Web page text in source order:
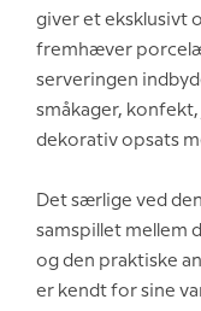
giver et eksklusivt
fremhæver
serveringen
småkager,
dekorativ opsats
Det særlige ved
samspillet mellem
og den praktiske
er kendt for sine